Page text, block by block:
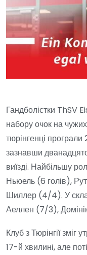
Гандболістки ThSV
набору очок на
тюрінгенці
зазнавши
виїзді. Найбільшу
Ньюель (6 голів),
Шиллер (4/4). У
Аеллен (7/3),
Клуб з Тюрінгії зміг
17-й хвилині, але